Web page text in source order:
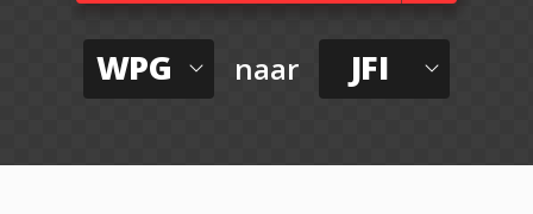
WPG naar JFI